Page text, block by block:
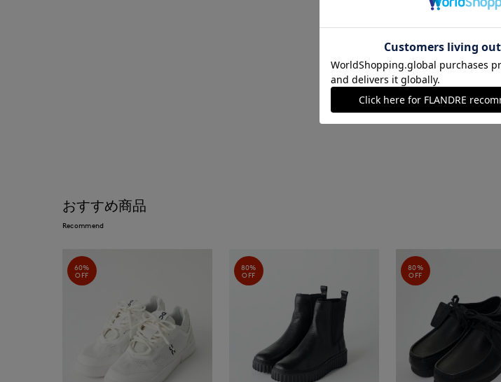
おすすめ商品
Recommend
60%
OFF
80%
OFF
80%
OFF